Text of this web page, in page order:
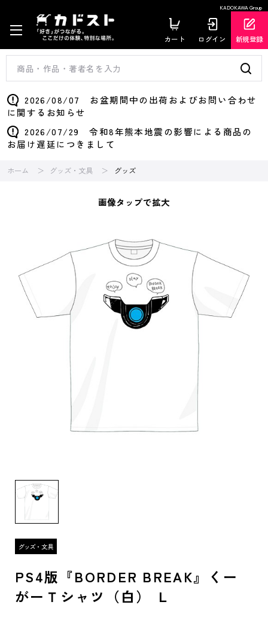
KADOKAWA Group
カート ログイン 新規登録
2026/08/07 お盆期間中の出荷およびお問い合わせ
に関するお知らせ
2026/07/29 令和8年熊本地震の影響による商品の
お届け遅延につきまして
ホーム グッズ・文具 グッズ
画像タップで拡大
PS4版『BORDER BREAK』くー
がーＴシャツ（白） Ｌ